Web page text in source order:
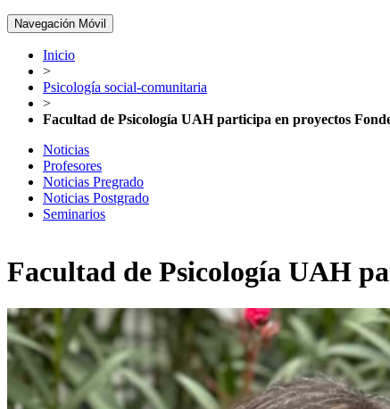
Navegación Móvil
Inicio
>
Psicología social-comunitaria
>
Facultad de Psicología UAH participa en proyectos
Noticias
Profesores
Noticias Pregrado
Noticias Postgrado
Seminarios
Facultad de Psicología UAH